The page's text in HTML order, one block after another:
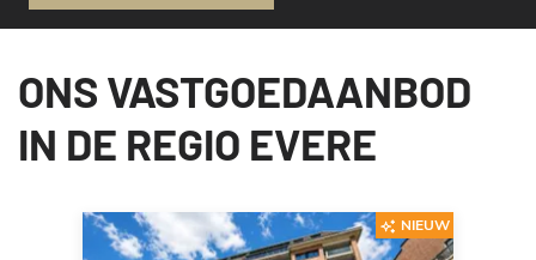
ONS VASTGOEDAANBOD
IN DE REGIO EVERE
NIEUW